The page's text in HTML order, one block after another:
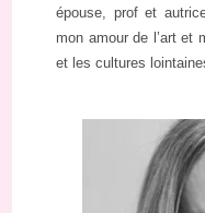
épouse, prof et
mon amour de l’art et
et les cultures